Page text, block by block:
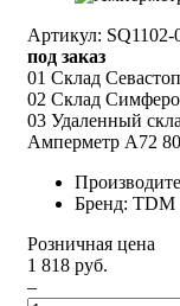
Артикул: SQ1102-
под заказ
01 Склад
02 Склад
03 Удаленный
Амперметр А72
Бренд:
Розничная цена
1 818 руб.
–